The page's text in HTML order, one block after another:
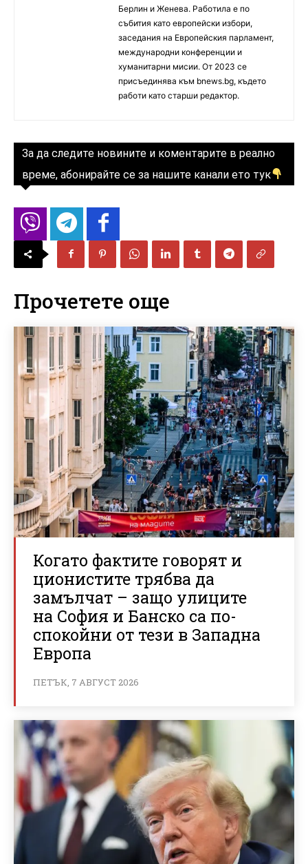
Берлин и Женева. Работила е по
събития като европейски избори,
заседания на Европейския парламент,
международни конференции и
хуманитарни мисии. От 2023 се
присъединява към bnews.bg, където
работи като старши редактор.
За да следите новините и коментарите в реално
време, абонирайте се за нашите канали ето тук
Прочетете още
Когато фактите говорят и
ционистите трябва да
замълчат – защо улиците
на София и Банско са по-
спокойни от тези в Западна
Европа
ПЕТЪК, 7 АВГУСТ 2026